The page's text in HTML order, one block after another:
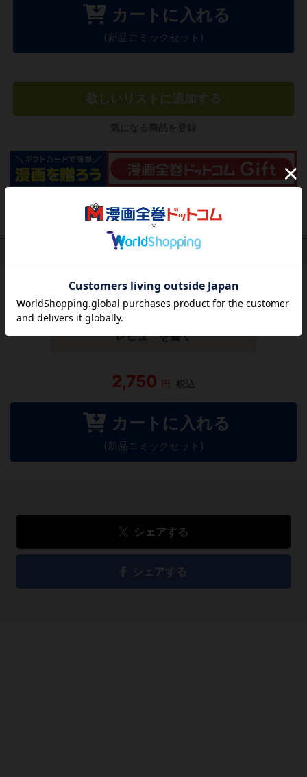
カートに入れる
(新品コミックセット)
欲しいリストに追加する
気になる商品を登録
（関連商品を含む）
この作品にはまだレビューがありません。 今後読まれる
方のために感想を共有してもらえませんか？
レビューを書く
2,750 円 税込
カートに入れる
(新品コミックセット)
シェアする
シェアする